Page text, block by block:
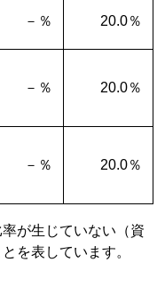
－％ 20.0％
－％ 20.0％
－％ 20.0％
が生じていない（資
を表しています。